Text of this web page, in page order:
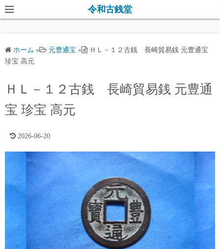
コ
ン
ツ
ッ
令和古銭堂
ホーム » 元豊通宝 »
ＨＬ－１２古銭 長崎貿易銭 元豊通宝
珍宝 高元
ＨＬ－１２古銭 長崎貿易銭 元豊通
宝 珍宝 高元
2026-06-20